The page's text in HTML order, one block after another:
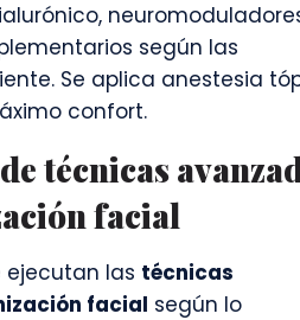
según las
Se aplica anestesia
confort.
técnicas
facial
ejecutan las técnicas
facial según lo